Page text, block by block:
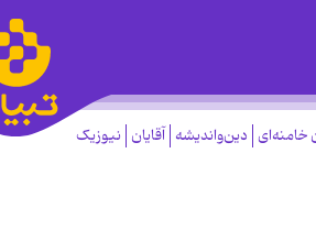
خامنه‌ای دین‌واندیشه آقایان نیوزیک